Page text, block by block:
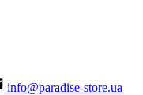
info@paradise-store.ua